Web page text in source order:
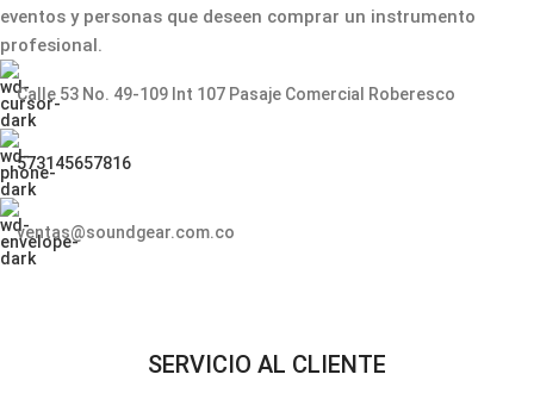
eventos y personas que deseen comprar un instrumento
profesional.
Calle 53 No. 49-109 Int 107 Pasaje Comercial Roberesco
573145657816
ventas@soundgear.com.co
SERVICIO AL CLIENTE